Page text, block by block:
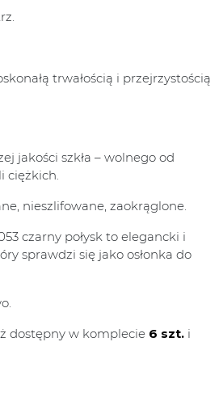
trwałością i przejrzystością
jakości szkła – wolnego od
ciężkich.
nieszlifowane, zaokrąglone.
czarny połysk to elegancki i
sprawdzi się jako osłonka do
dostępny w komplecie 6 szt. i